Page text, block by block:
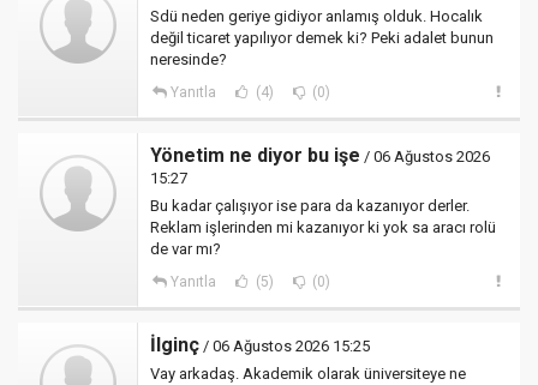
Sdü neden geriye gidiyor anlamış olduk. Hocalık
değil ticaret yapılıyor demek ki? Peki adalet bunun
neresinde?
Yanıtla (4) (0)
Yönetim ne diyor bu işe / 06 Ağustos 2026
15:27
Bu kadar çalışıyor ise para da kazanıyor derler.
Reklam işlerinden mi kazanıyor ki yok sa aracı rolü
de var mı?
Yanıtla (5) (0)
İlginç / 06 Ağustos 2026 15:25
Vay arkadaş. Akademik olarak üniversiteye ne